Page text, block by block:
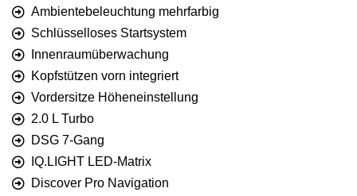
Ambientebeleuchtung mehrfarbig
Schlüsselloses Startsystem
Innenraumüberwachung
Kopfstützen vorn integriert
Vordersitze Höheneinstellung
2.0 L Turbo
DSG 7-Gang
IQ.LIGHT LED-Matrix
Discover Pro Navigation